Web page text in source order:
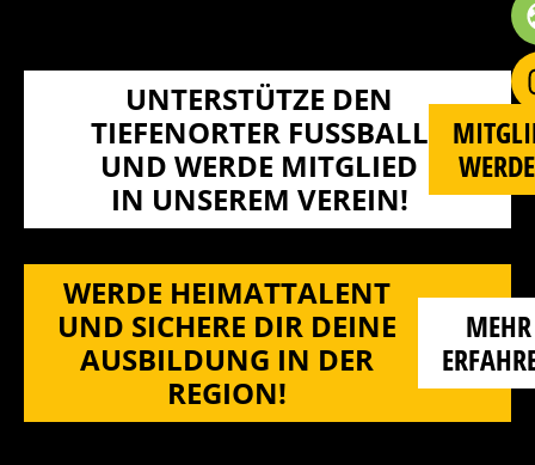
UNTERSTÜTZE DEN
TIEFENORTER FUSSBALL U
ND WERDE MITGLIED I
N UNSEREM VEREIN!
WERDE HEIMATTALENT
UND SICHERE DIR DEINE
AUSBILDUNG IN DER
REGION!
MEHR